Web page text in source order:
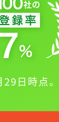
日時点。